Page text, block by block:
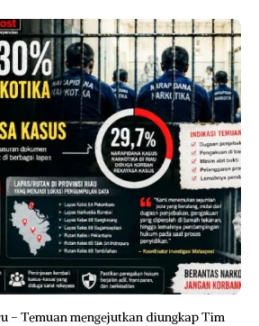
– Temuan mengejutkan diungkap Tim